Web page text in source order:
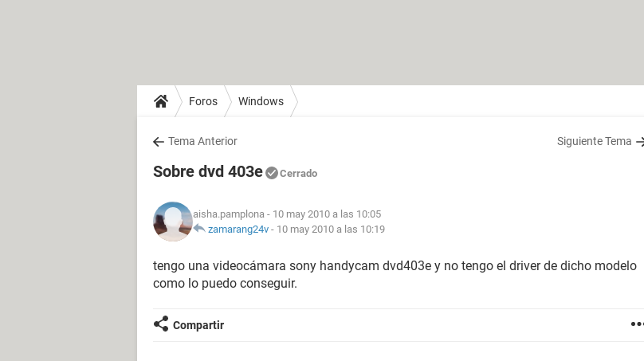
Foros Windows
Tema Anterior Siguiente Tema
Sobre dvd 403e Cerrado
aisha.pamplona - 10 may 2010 a las 10:05
zamarang24v - 10 may 2010 a las 10:19
tengo una videocámara sony handycam dvd403e y no tengo el driver de dicho modelo
como lo puedo conseguir.
Compartir